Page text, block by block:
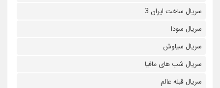
سریال ساخت ایران 3
سریال سودا
سریال سیاوش
سریال شب های مافیا
سریال قبله عالم